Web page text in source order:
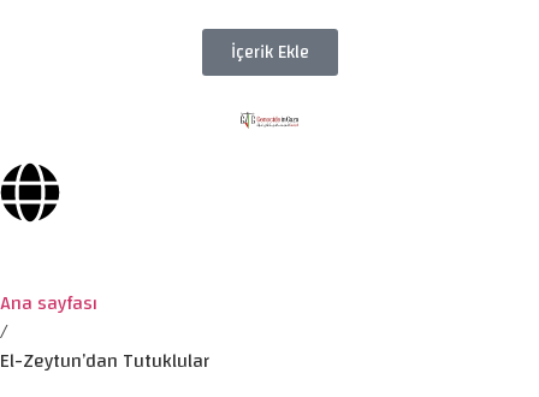
İçerik Ekle
Ana sayfası
/
El-Zeytun’dan Tutuklular